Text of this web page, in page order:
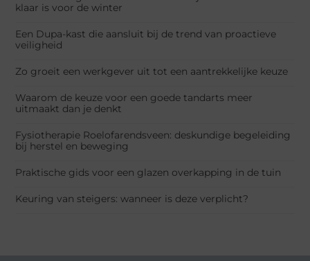
klaar is voor de winter
Een Dupa-kast die aansluit bij de trend van proactieve
veiligheid
Zo groeit een werkgever uit tot een aantrekkelijke keuze
Waarom de keuze voor een goede tandarts meer
uitmaakt dan je denkt
Fysiotherapie Roelofarendsveen: deskundige begeleiding
bij herstel en beweging
Praktische gids voor een glazen overkapping in de tuin
Keuring van steigers: wanneer is deze verplicht?